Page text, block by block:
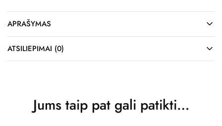
APRAŠYMAS
ATSILIEPIMAI (0)
Jums taip pat gali patikti…